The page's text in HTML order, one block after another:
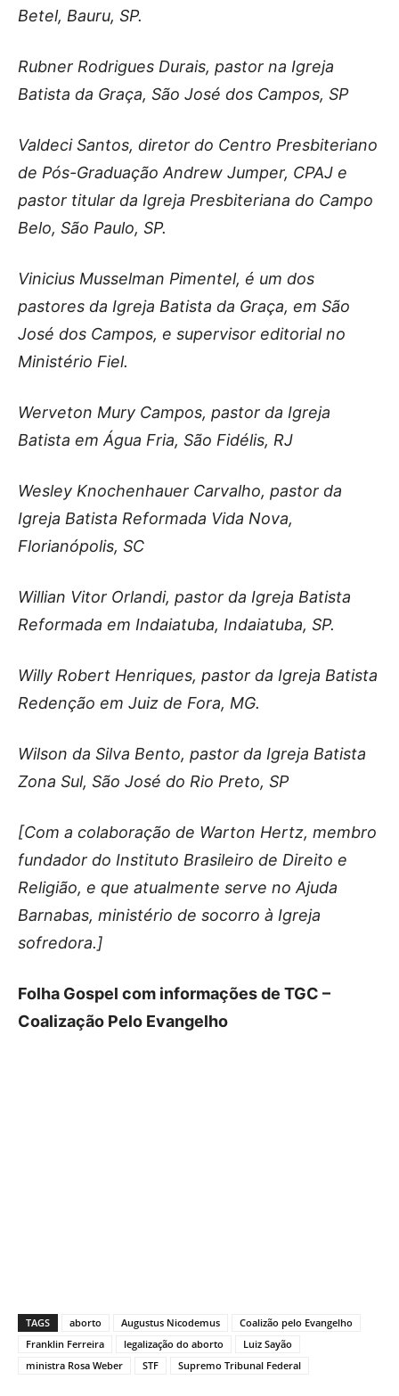
Betel, Bauru, SP.
Rubner Rodrigues Durais, pastor na Igreja
Batista da Graça, São José dos Campos, SP
Valdeci Santos, diretor do Centro Presbiteriano
de Pós-Graduação Andrew Jumper, CPAJ e
pastor titular da Igreja Presbiteriana do Campo
Belo, São Paulo, SP.
Vinicius Musselman Pimentel, é um dos
pastores da Igreja Batista da Graça, em São
José dos Campos, e supervisor editorial no
Ministério Fiel.
Werveton Mury Campos, pastor da Igreja
Batista em Água Fria, São Fidélis, RJ
Wesley Knochenhauer Carvalho, pastor da
Igreja Batista Reformada Vida Nova,
Florianópolis, SC
Willian Vitor Orlandi, pastor da Igreja Batista
Reformada em Indaiatuba, Indaiatuba, SP.
Willy Robert Henriques, pastor da Igreja Batista
Redenção em Juiz de Fora, MG.
Wilson da Silva Bento, pastor da Igreja Batista
Zona Sul, São José do Rio Preto, SP
[Com a colaboração de Warton Hertz, membro
fundador do Instituto Brasileiro de Direito e
Religião, e que atualmente serve no Ajuda
Barnabas, ministério de socorro à Igreja
sofredora.]
Folha Gospel com informações de TGC –
Coalização Pelo Evangelho
TAGS aborto Augustus Nicodemus
Coalizão pelo Evangelho
Franklin Ferreira
legalização do aborto
Luiz Sayão
ministra Rosa Weber
STF Supremo Tribunal Federal